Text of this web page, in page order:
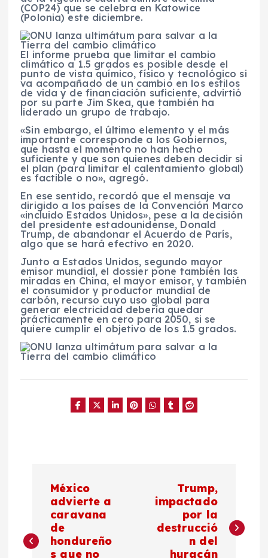
(COP24) que se celebra en Katowice
(Polonia) este diciembre.
El informe prueba que limitar el cambio
climático a 1.5 grados es posible desde el
punto de vista químico, físico y tecnológico si
va acompañado de un cambio en los estilos
de vida y de financiación suficiente, advirtió
por su parte Jim Skea, que también ha
liderado un grupo de trabajo.
«Sin embargo, el último elemento y el más
importante corresponde a los Gobiernos,
que hasta el momento no han hecho
suficiente y que son quienes deben decidir si
el plan (para limitar el calentamiento global)
es factible o no», agregó.
En ese sentido, recordó que el mensaje va
dirigido a los países de la Convención Marco
«incluido Estados Unidos», pese a la decisión
del presidente estadounidense, Donald
Trump, de abandonar el Acuerdo de París,
algo que se hará efectivo en 2020.
Junto a Estados Unidos, segundo mayor
emisor mundial, el dossier pone también las
miradas en China, el mayor emisor, y también
el consumidor y productor mundial de
carbón, recurso cuyo uso global para
generar electricidad debería quedar
prácticamente en cero para 2050, si se
quiere cumplir el objetivo de los 1.5 grados.
v
México
advierte a
caravana
de
hondureño
s que no
Trump,
impactado
por la
destrucció
n del
huracán